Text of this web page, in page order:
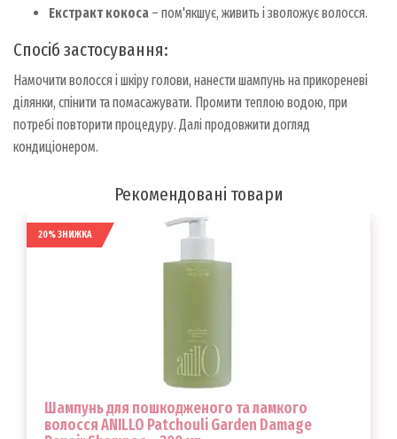
Екстракт кокоса – пом'якшує, живить і зволожує волосся.
Спосіб застосування:
Намочити волосся і шкіру голови, нанести шампунь на прикореневі
ділянки, спінити та помасажувати. Промити теплою водою, при
потребі повторити процедуру. Далі продовжити догляд
кондиціонером.
Рекомендовані товари
20% ЗНИЖКА
Шампунь для пошкодженого та ламкого
волосся ANILLO Patchouli Garden Damage